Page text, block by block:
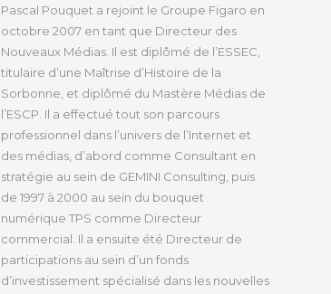
Pascal Pouquet a rejoint le Groupe Figaro en
octobre 2007 en tant que Directeur des
Nouveaux Médias. Il est diplômé de l’ESSEC,
titulaire d’une Maîtrise d’Histoire de la
Sorbonne, et diplômé du Mastère Médias de
l’ESCP. Il a effectué tout son parcours
professionnel dans l’univers de l’Internet et
des médias, d’abord comme Consultant en
stratégie au sein de GEMINI Consulting, puis
de 1997 à 2000 au sein du bouquet
numérique TPS comme Directeur
commercial. Il a ensuite été Directeur de
participations au sein d’un fonds
d’investissement spécialisé dans les nouvelles